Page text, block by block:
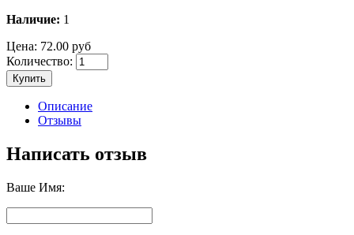
Наличие: 1
Цена: 72.00 руб
Количество:
Купить
Описание
Отзывы
Написать отзыв
Ваше Имя: